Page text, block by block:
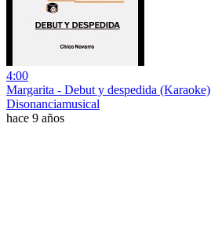
4:00
Margarita - Debut y despedida (Karaoke)
Disonanciamusical
hace 9 años